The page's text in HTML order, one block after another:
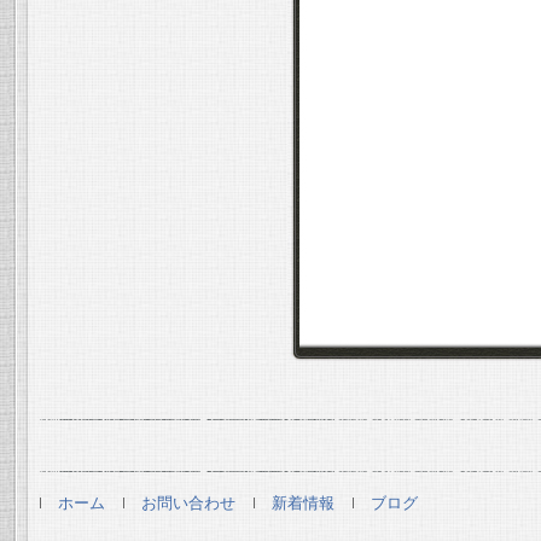
ホーム お問い合わせ 新着情報 ブログ